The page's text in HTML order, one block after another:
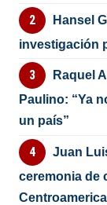
Hansel
investigación
Raquel
Paulino: “Ya
un país”
Juan
ceremonia de